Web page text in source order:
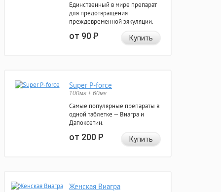
Единственный в мире препарат
для предотвращения
преждевременной эякуляции.
от 90Р Купить
Super P-force
100мг + 60мг
Самые популярные препараты в
одной таблетке — Виагра и
Дапоксетин.
от 200Р Купить
Женская Виагра